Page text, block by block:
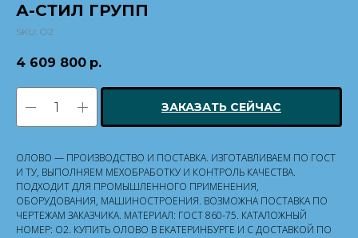
А-СТИЛ ГРУПП
SKU: О2
4 609 800 р.
ЗАКАЗАТЬ СЕЙЧАС
ОЛОВО — ПРОИЗВОДСТВО И ПОСТАВКА. ИЗГОТАВЛИВАЕМ ПО ГОСТ
И ТУ, ВЫПОЛНЯЕМ МЕХОБРАБОТКУ И КОНТРОЛЬ КАЧЕСТВА.
ПОДХОДИТ ДЛЯ ПРОМЫШЛЕННОГО ПРИМЕНЕНИЯ,
ОБОРУДОВАНИЯ, МАШИНОСТРОЕНИЯ. ВОЗМОЖНА ПОСТАВКА ПО
ЧЕРТЕЖАМ ЗАКАЗЧИКА. МАТЕРИАЛ: ГОСТ 860-75. КАТАЛОЖНЫЙ
НОМЕР: О2. КУПИТЬ ОЛОВО В ЕКАТЕРИНБУРГЕ И С ДОСТАВКОЙ ПО